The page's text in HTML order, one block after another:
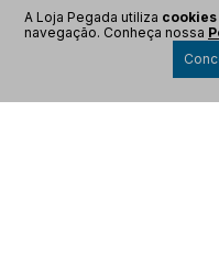
A Loja Pegada utiliza cookies
navegação. Conheça nossa
3x de R$ 66.66